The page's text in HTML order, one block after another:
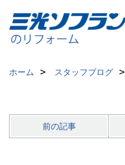
ホーム スタッフブログ
前の記事